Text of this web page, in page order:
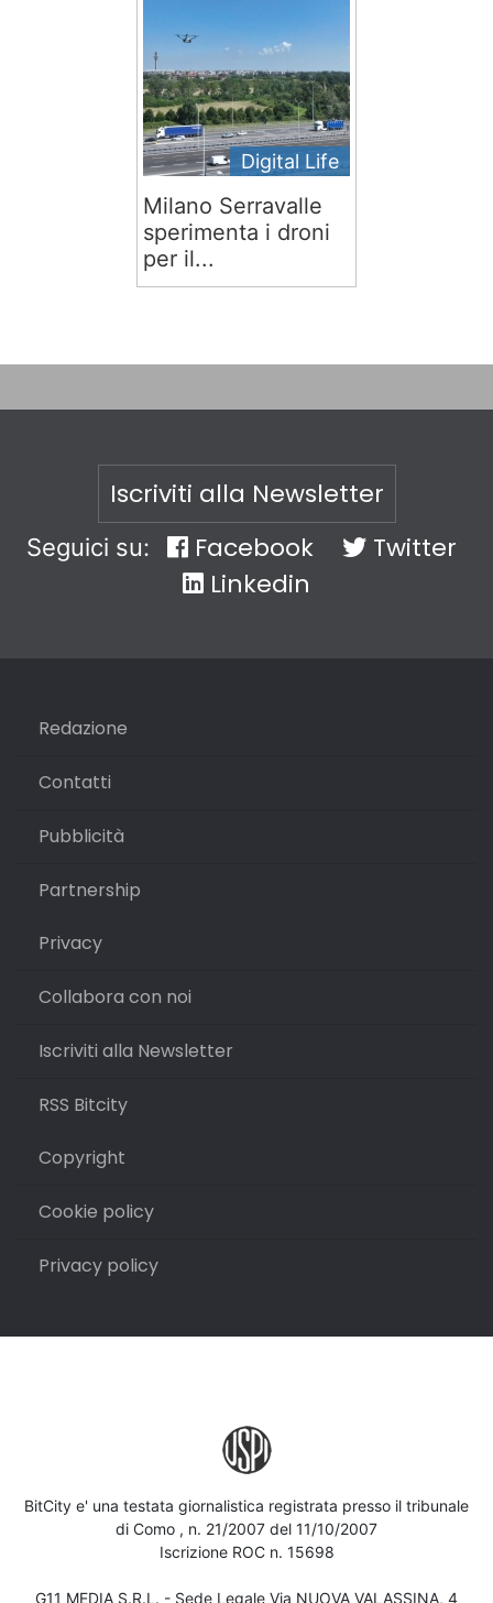
Digital Life
Milano Serravalle
sperimenta i droni
per il...
Iscriviti alla Newsletter
Seguici su: Facebook
Twitter
Linkedin
Redazione
Contatti
Pubblicità
Partnership
Privacy
Collabora con noi
Iscriviti alla Newsletter
RSS Bitcity
Copyright
Cookie policy
Privacy policy
BitCity e' una testata giornalistica registrata presso il tribunale
di Como , n. 21/2007 del 11/10/2007
Iscrizione ROC n. 15698
G11 MEDIA S.R.L. - Sede Legale Via NUOVA VALASSINA, 4